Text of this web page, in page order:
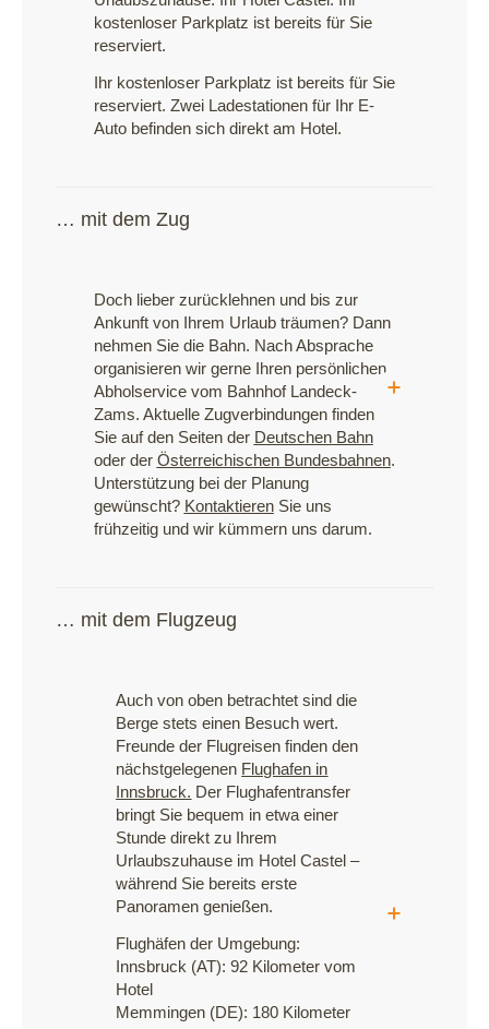
kostenloser Parkplatz ist bereits für Sie
reserviert.
Ihr kostenloser Parkplatz ist bereits für Sie
reserviert. Zwei Ladestationen für Ihr E-
Auto befinden sich direkt am Hotel.
… mit dem Zug
Doch lieber zurücklehnen und bis zur
Ankunft von Ihrem Urlaub träumen? Dann
nehmen Sie die Bahn. Nach Absprache
organisieren wir gerne Ihren persönlichen
Abholservice vom Bahnhof Landeck-
Zams. Aktuelle Zugverbindungen finden
Sie auf den Seiten der Deutschen Bahn
oder der Österreichischen Bundesbahnen.
Unterstützung bei der Planung
gewünscht? KontaktierenSie uns
frühzeitig und wir kümmern uns darum.
… mit dem Flugzeug
Auch von oben betrachtet sind die
Berge stets einen Besuch wert.
Freunde der Flugreisen finden den
nächstgelegenen Flughafen in
Innsbruck. Der Flughafentransfer
bringt Sie bequem in etwa einer
Stunde direkt zu Ihrem
Urlaubszuhause im Hotel Castel –
während Sie bereits erste
Panoramen genießen.
Flughäfen der Umgebung:
Innsbruck (AT): 92 Kilometer vom
Hotel
Memmingen (DE): 180 Kilometer